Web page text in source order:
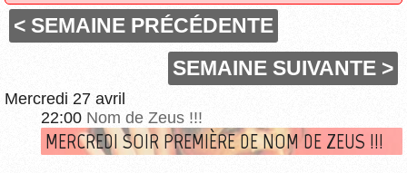
< SEMAINE PRÉCÉDENTE
SEMAINE SUIVANTE >
Mercredi 27 avril
22:00 Nom de Zeus !!!
MERCREDI SOIR PREMIÈRE DE NOM DE ZEUS !!!